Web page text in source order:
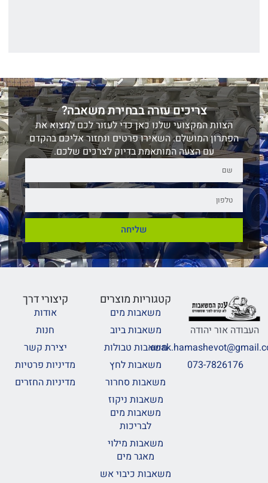
צריכים עזרה בבחירת משאבה?
הצוות המקצועי שלנו כאן כדי לעזור לכם למצוא את
הפתרון המושלם. השאירו פרטים ונחזור אליכם בהקדם
עם הצעה המותאמת בדיוק לצרכים שלכם.
שליחה
העבודה אור יהודה
073-7826176
קטגוריות מוצרים
משאבות מים
משאבות ביוב
משאבות טבולות
משאבות לחץ
משאבות סחרור
משאבות ניקוז
משאבות מים
לבריכות
משאבות מילוי
מאגר מים
משאבות כיבוי אש
קיצורי דרך
אודות
חנות
יצירת קשר
מדיניות פרטיות
מדיניות החזרים